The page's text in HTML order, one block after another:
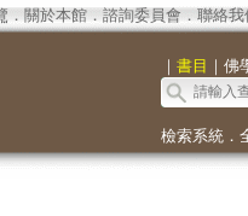
． 關於本館． 諮詢委員會． 聯絡我
｜ 書目 ｜ 佛
檢索系統．